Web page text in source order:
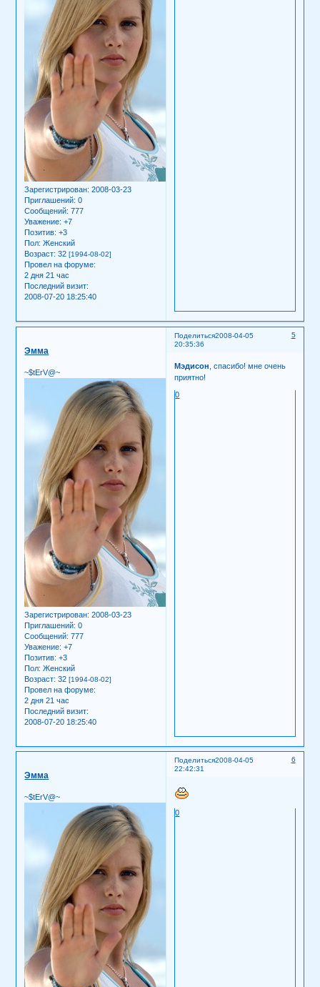
Зарегистрирован: 2008-03-23
Приглашений: 0
Сообщений: 777
Уважение: +7
Позитив: +3
Пол: Женский
Возраст: 32[1994-08-02]
Провел на форуме:
2 дня 21 час
Последний визит:
2008-07-20 18:25:40
Поделиться 5
2008-04-05
20:35:36
Эмма
~$tErV@~
Зарегистрирован: 2008-03-23
Приглашений: 0
Сообщений: 777
Уважение: +7
Позитив: +3
Пол: Женский
Возраст: 32[1994-08-02]
Провел на форуме:
2 дня 21 час
Последний визит:
2008-07-20 18:25:40
Мэдисон , спасибо! мне очень
приятно!
0
Поделиться 6
2008-04-05
22:42:31
Эмма
~$tErV@~
0